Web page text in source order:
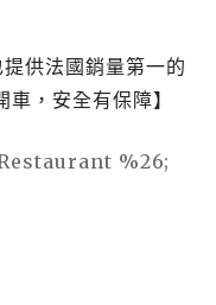
供法國銷量第一的
，安全有保障】